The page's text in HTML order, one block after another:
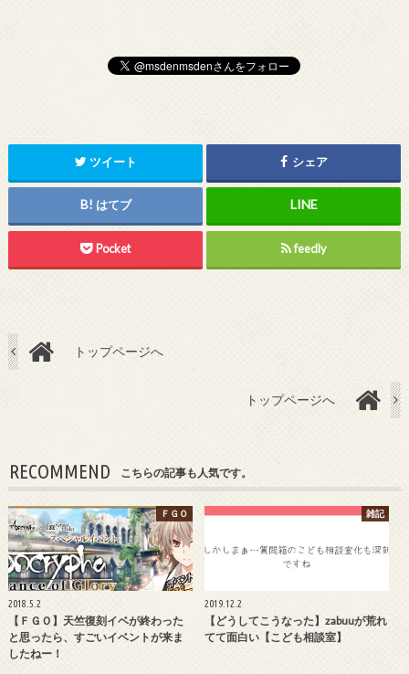
ツイート シェア
はてブ
Pocket feedly
トップページへ
トップページへ
RECOMMEND こちらの記事も人気です。
ＦＧＯ
2018.5.2
【ＦＧＯ】天竺復刻イベが終わった
と思ったら、すごいイベントが来ま
したねー！
雑記
2019.12.2
【どうしてこうなった】zabuuが荒れ
てて面白い【こども相談室】